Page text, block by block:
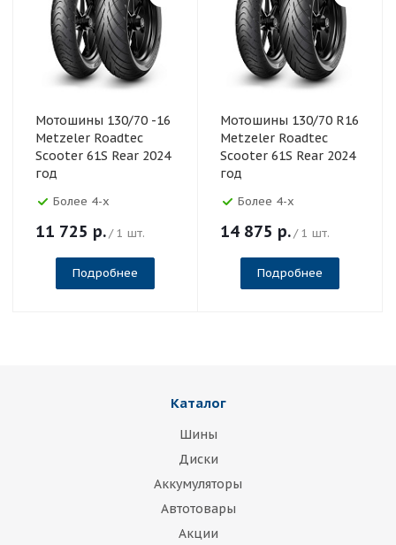
Мотошины 130/70 -16
Metzeler Roadtec
Scooter 61S Rear 2024
год
Более 4-х
11 725 р./ 1 шт.
Подробнее
Мотошины 130/70 R16
Metzeler Roadtec
Scooter 61S Rear 2024
год
Более 4-х
14 875 р./ 1 шт.
Подробнее
Каталог
Шины
Диски
Аккумуляторы
Автотовары
Акции